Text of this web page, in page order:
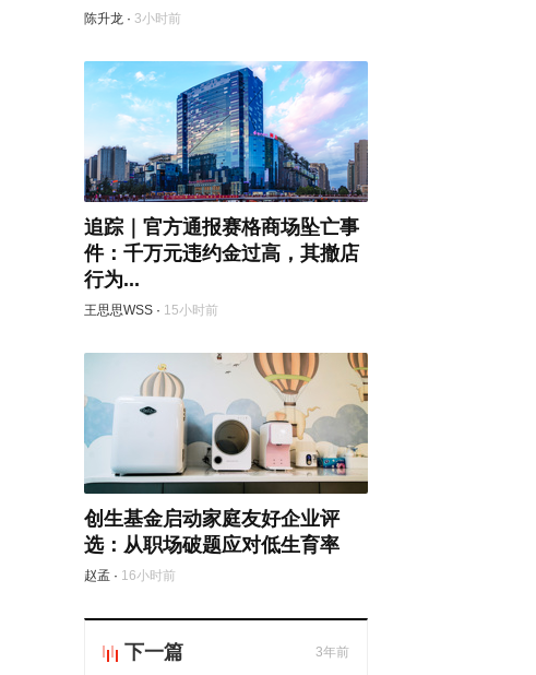
陈升龙 · 3小时前
追踪｜官方通报赛格商场坠亡事
件：千万元违约金过高，其撤店
行为...
王思思WSS · 15小时前
创生基金启动家庭友好企业评
选：从职场破题应对低生育率
赵孟 · 16小时前
下一篇 3年前